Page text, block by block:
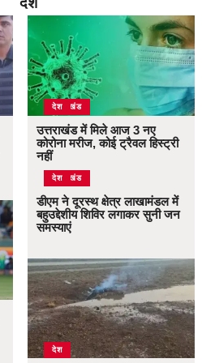
देश
उत्तराखंड
देश
उत्तराखंड में मिले आज 3 नए
कोरोना मरीज, कोई ट्रैवल हिस्ट्री
नहीं
उत्तराखंड
देश
डीएम ने दूरस्थ क्षेत्र लाखामंडल में
बहुउद्देशीय शिविर लगाकर सुनी जन
समस्याएं
देश